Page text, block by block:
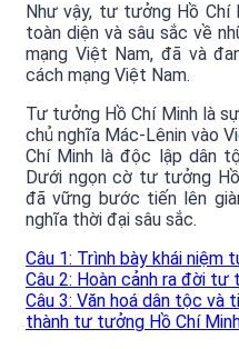
Như vậy, tư tưởng Hồ Chí
toàn diện và sâu sắc về
mạng Việt Nam, đã và
cách mạng Việt Nam.
Tư tưởng Hồ Chí Minh là
chủ nghĩa Mác-Lênin vào
Chí Minh là độc lập dân
Dưới ngọn cờ tư tưởng
đã vững bước tiến lên
nghĩa thời đại sâu sắc.
Câu 1: Trình bày khái niệm
Câu 2: Hoàn cảnh ra đời tư
Câu 3: Văn hoá dân tộc và
thành tư tưởng Hồ Chí